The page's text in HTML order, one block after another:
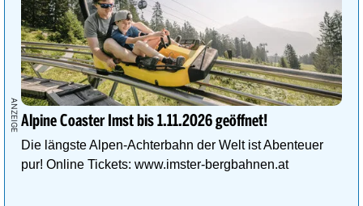
Alpine Coaster Imst bis 1.11.2026 geöffnet!
Die längste Alpen-Achterbahn der Welt ist Abenteuer
pur! Online Tickets: www.imster-bergbahnen.at